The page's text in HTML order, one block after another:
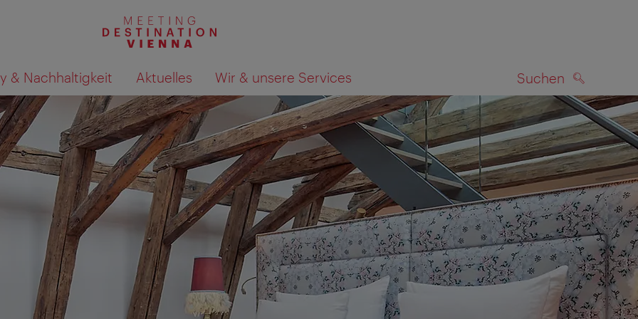
& Nachhaltigkeit Aktuelles Wir & unsere Services Suchen
Suchergebnisse auf Karte anzeigen SUCHEN